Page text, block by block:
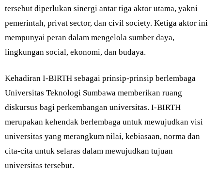
tersebut diperlukan sinergi antar tiga aktor utama, yakni
pemerintah, privat sector, dan civil society. Ketiga aktor ini
mempunyai peran dalam mengelola sumber daya,
lingkungan social, ekonomi, dan budaya.
Kehadiran I-BIRTH sebagai prinsip-prinsip berlembaga
Universitas Teknologi Sumbawa memberikan ruang
diskursus bagi perkembangan universitas. I-BIRTH
merupakan kehendak berlembaga untuk mewujudkan visi
universitas yang merangkum nilai, kebiasaan, norma dan
cita-cita untuk selaras dalam mewujudkan tujuan
universitas tersebut.